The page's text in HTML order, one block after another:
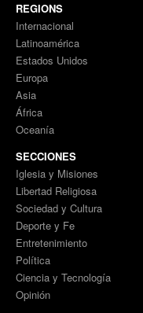
REGIONS
Internacional
Latinoamérica
Estados Unidos
Europa
Asia
África
Oceanía
SECCIONES
Iglesia y Misiones
Libertad Religiosa
Sociedad y Cultura
Deporte y Fe
Entretenimiento
Política
Ciencia y Tecnología
Opinión